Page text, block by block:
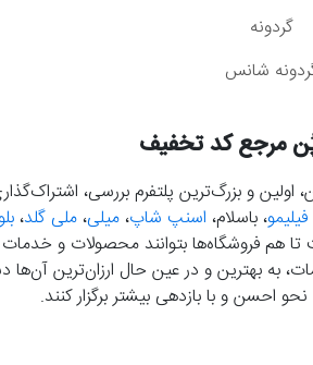
گردونه
شانس
مرجع کد تخفیف
اولین و بزرگ‌ترین پلتفرم بررسی،
فیلیمو، باسلام، اسنپ شاپ، میلی، ملی گلد،
هم فروشگاه‌ها بتوانند محصولات و خدمات
به بهترین و در عین حال ارزان‌ترین آن‌ها
نحو احسن و با بازدهی بیشتر برگزار کنند.